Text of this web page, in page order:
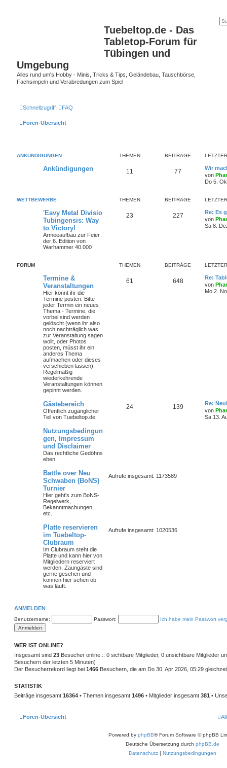
Tuebeltop.de - Das
Tabletop-Forum für
Tübingen und
Umgebung
Alles rund um's Hobby - Minis, Tricks & Tips, Geländebau, Tauschbörse,
Fachsimpeln und Verabredungen zum Spiel
Schnellzugriff FAQ
Foren-Übersicht
ANKÜNDIGUNGEN THEMEN BEITRÄGE
Ankündigungen 11 77
Wir
von
Do 5.
WETTBEWERBE THEMEN BEITRÄGE
'Eavy Metal Divisio
Tubingensis: Way
to Victory!
Armeeaufbau zur Feier
der 6. Edition von
Warhammer 40.000
23 227
Re: Es
von
Sa 8.
FORUM THEMEN BEITRÄGE
Termine &
Veranstaltungen
Hier könnt ihr die
Termine posten. Bitte
jeder Termin ein neues
Thema - Termine, die
vorbei sind werden
gelöscht (wenn ihr also
noch nachträglich was
zur Veranstaltung sagen
wollt, oder Photos
posten, müsst ihr ein
anderes Thema
aufmachen oder dieses
verschieben lassen).
Regelmäßig
wiederkehrende
Veranstaltungen können
gepinnt werden.
61 648
Re:
von
Mo 2.
Gästebereich
Öffentlich zugänglicher
Teil von Tuebeltop.de
24 139
Re:
von
Sa 13.
Nutzungsbedingun
gen, Impressum
und Disclaimer
Das rechtliche Gedöhns
eben.
Battle over Neu
Schwaben (BoNS)
Turnier
Hier geht's zum BoNS-
Regelwerk,
Bekanntmachungen,
etc.
Aufrufe insgesamt: 1173589
Platte reservieren
im Tuebeltop-
Clubraum
Im Clubraum steht die
Platte und kann hier von
Mitgliedern reserviert
werden. Zaungäste sind
gerne gesehen und
können hier sehen ob
was läuft.
Aufrufe insgesamt: 1020536
ANMELDEN
Benutzername: Passwort: Ich habe mein Passwort
WER IST ONLINE?
Insgesamt sind 23 Besucher online :: 0 sichtbare Mitglieder, 0 unsichtbare Mitglieder
Besuchern der letzten 5 Minuten)
Der Besucherrekord liegt bei 1466 Besuchern, die am Do 30. Apr 2026, 05:29
STATISTIK
Beiträge insgesamt 16364 • Themen insgesamt 1496 • Mitglieder insgesamt 381 •
Foren-Übersicht
Powered by phpBB® Forum Software © phpBB
Deutsche Übersetzung durch phpBB.de
Datenschutz | Nutzungsbedingungen